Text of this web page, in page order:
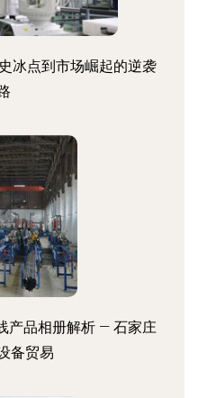
冰点到市场崛起的逆袭
产品相册解析 — 石家庄
备贸易